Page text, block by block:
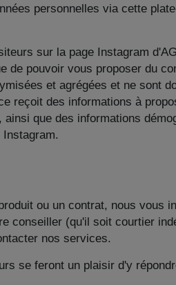
personnelles via cette
sur la page Instagram
de pouvoir vous proposer du
et agrégées et ne sont
reçoit des informations à
que des informations
ou un contrat, nous vous
conseiller (qu'il soit courtier
nos services.
se feront un plaisir d'y